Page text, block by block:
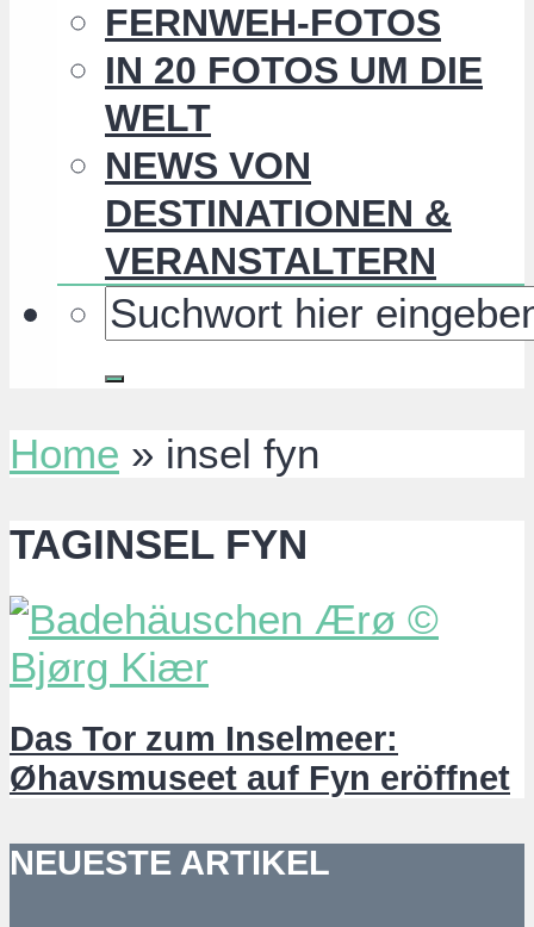
FERNWEH-FOTOS
IN 20 FOTOS UM DIE
WELT
NEWS VON
DESTINATIONEN &
VERANSTALTERN
Home » insel fyn
TAGINSEL FYN
Das Tor zum Inselmeer:
Øhavsmuseet auf Fyn eröffnet
NEUESTE ARTIKEL